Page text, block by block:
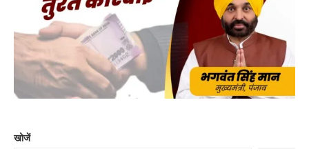
खोजें